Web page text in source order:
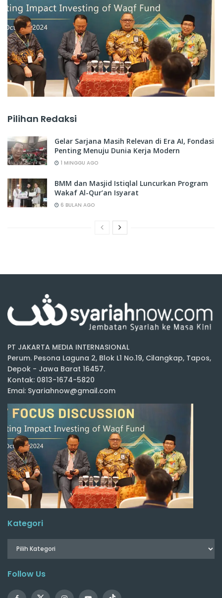
Pilihan Redaksi
Gelar Sarjana Masih Relevan di Era AI, Fondasi
Penting Menuju Dunia Kerja Modern
1 MINGGU AGO
BMM dan Masjid Istiqlal Luncurkan Program
Wakaf Al-Qur’an Isyarat
6 BULAN AGO
PT JAKARTA MEDIA INTERNASIONAL
Perum. Pesona Laguna 2, Blok L1 No.19, Cilangkap, Tapos,
Depok - Jawa Barat 16457.
Kontak: 0813-1674-5820
Emai: Syariahnow@gmail.com
Kategori
Follow Us